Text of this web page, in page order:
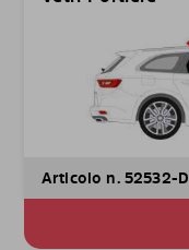
Articolo n. 52532-D